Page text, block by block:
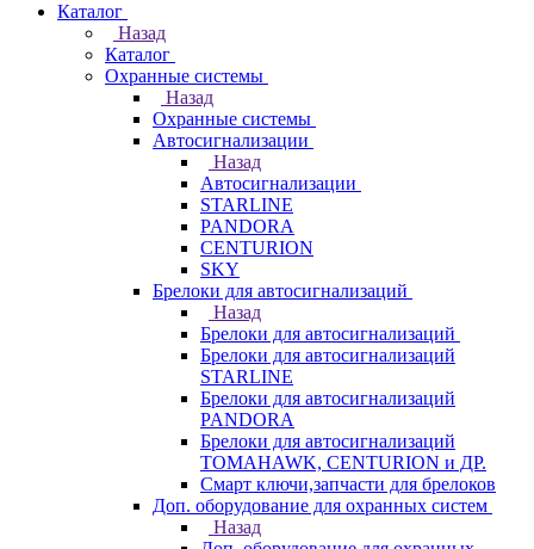
Каталог
Назад
Каталог
Охранные системы
Назад
Охранные системы
Автосигнализации
Назад
Автосигнализации
STARLINE
PANDORA
CENTURION
SKY
Брелоки для автосигнализаций
Назад
Брелоки для автосигнализаций
Брелоки для автосигнализаций
STARLINE
Брелоки для автосигнализаций
PANDORA
Брелоки для автосигнализаций
TOMAHAWK, CENTURION и ДР.
Смарт ключи,запчасти для брелоков
Доп. оборудование для охранных систем
Назад